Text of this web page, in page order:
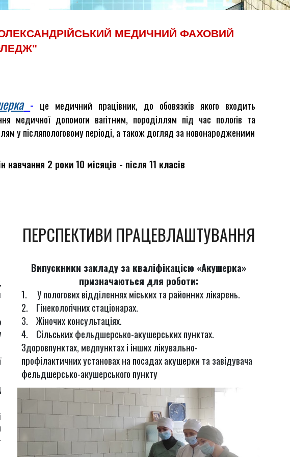
МЕДИЧНИЙ ФАХОВИЙ
- це медичний працівник, до обовязків якого входить
медичної допомоги вагітним, породіллям під час пологів та
у післяпологовому періоді, а також догляд за новонародженими
навчання 2 роки 10 місяців - після 11 класів
ПЕРСПЕКТИВИ ПРАЦЕВЛАШТУВАННЯ
Випускники закладу за кваліфікацією «Акушерка»
призначаються для роботи:
1. У пологових відділеннях міських та районних лікарень.
2. Гінекологічних стаціонарах.
3. Жіночих консультаціях.
4. Сільських фельдшерсько-акушерських пунктах.
Здоровпунктах, медпунктах і інших лікувально-
профілактичних установах на посадах акушерки та завідувача
фельдшерсько-акушерського пункту